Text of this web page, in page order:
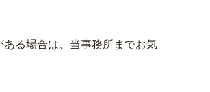
る場合は、当事務所までお気